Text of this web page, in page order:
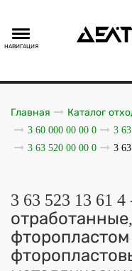
НАВИГАЦИЯ
Главная Каталог
3 60 000 00 00 0
3
3 63 520 00 00 0
3
3 63 523 13 61